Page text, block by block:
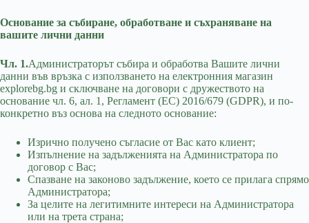
Основание за събиране, обработване и съхраняване на
вашите лични данни
Чл. 1.Администраторът събира и обработва Вашите лични
данни във връзка с използването на електронния магазин
explorebg.bg и сключване на договори с дружеството на
основание чл. 6, ал. 1, Регламент (ЕС) 2016/679 (GDPR), и по-
конкретно въз основа на следното основание:
Изрично получено съгласие от Вас като клиент;
Изпълнение на задълженията на Администратора по
договор с Вас;
Спазване на законово задължение, което се прилага спрямо
Администратора;
За целите на легитимните интереси на Администратора
или на трета страна;